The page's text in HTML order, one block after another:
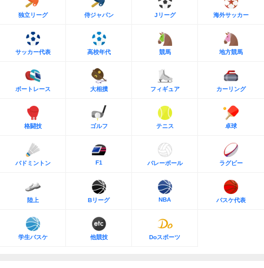
独立リーグ 侍ジャパン Jリーグ 海外サッカー
サッカー代表 高校年代 競馬 地方競馬
ボートレース 大相撲 フィギュア カーリング
格闘技 ゴルフ テニス 卓球
バドミントン F1 バレーボール ラグビー
陸上 Bリーグ NBA バスケ代表
学生バスケ 他競技 Doスポーツ